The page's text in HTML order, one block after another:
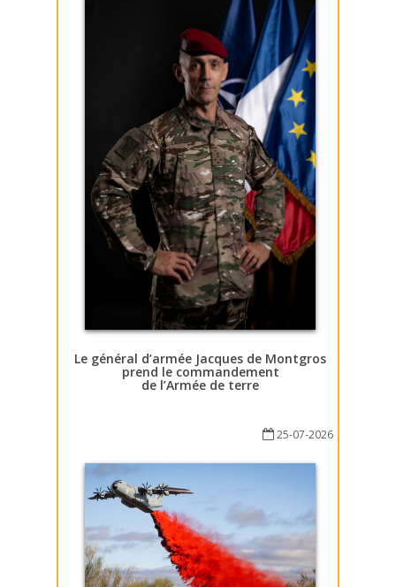
Le général d’armée Jacques de Montgros
prend le commandement
de l’Armée de terre
25-07-2026